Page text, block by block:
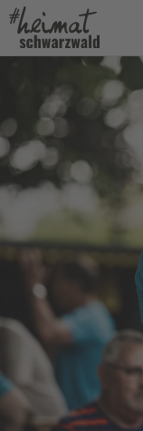
Warenkorb
Es befinden sich
Jetzt einkaufen